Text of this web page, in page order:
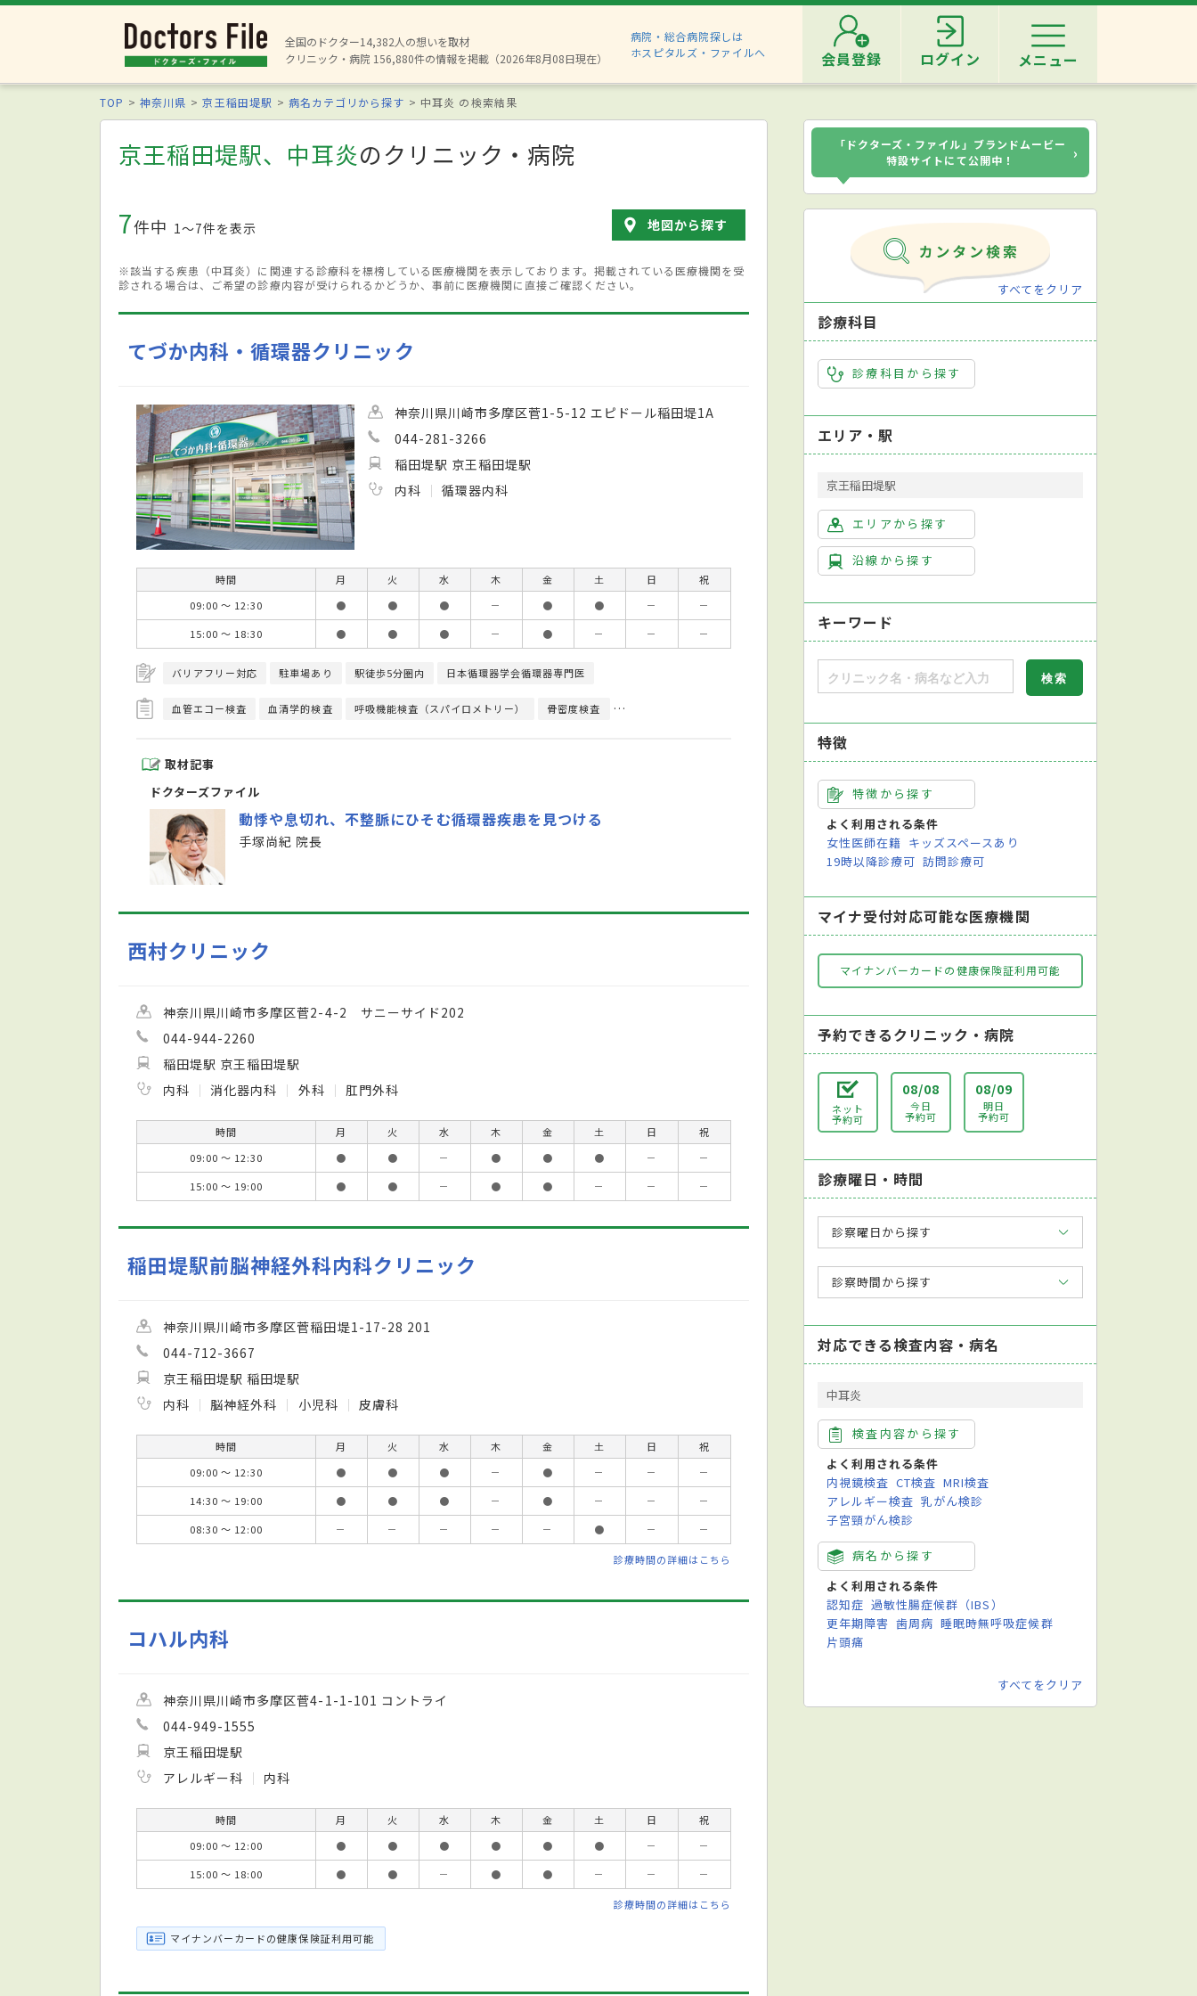
全国のドクター14,382人の想いを取材
クリニック・病院 156,880件の情報を掲載（2026年8月08日現在）
病院・総合病院探しは
ホスピタルズ・ファイルへ
会員登録 ログイン メニュー
TOP 神奈川県 京王稲田堤駅 病名カテゴリから探す 中耳炎 の検索結果
京王稲田堤駅、中耳炎のクリニック・病院
7件中 1〜7件を表示 地図から探す
※該当する疾患（中耳炎）に関連する診療科を標榜している医療機関を表示しております。掲載されている医療機関を受
診される場合は、ご希望の診療内容が受けられるかどうか、事前に医療機関に直接ご確認ください。
てづか内科・循環器クリニック
神奈川県川崎市多摩区菅1-5-12 エピドール稲田堤1A
044-281-3266
稲田堤駅 京王稲田堤駅
内科
循環器内科
時間 月 火 水 木 金 土 日
祝
09:00 ～ 12:30
● ● ● － ● ● －
－
15:00 ～ 18:30
● ● ● － ● － － －
バリアフリー対応 駐車場あり 駅徒歩5分圏内 日本循環器学会循環器専門医
血管エコー検査 血清学的検査 呼吸機能検査（スパイロメトリー） 骨密度検査 心臓超音波（エコー）検査
取材記事
ドクターズファイル
動悸や息切れ、不整脈にひそむ循環器疾患を見つける
手塚尚紀 院長
西村クリニック
神奈川県川崎市多摩区菅2-4-2 サニーサイド202
044-944-2260
稲田堤駅 京王稲田堤駅
内科
消化器内科 外科 肛門外科
時間 月 火 水 木 金 土 日
祝
09:00 ～ 12:30
● ● － ● ● ● －
－
15:00 ～ 19:00
● ● － ● ● － － －
稲田堤駅前脳神経外科内科クリニック
神奈川県川崎市多摩区菅稲田堤1-17-28 201
044-712-3667
京王稲田堤駅 稲田堤駅
内科
脳神経外科 小児科 皮膚科
時間 月 火 水 木 金 土 日
祝
09:00 ～ 12:30
● ● ● － ● － －
－
14:30 ～ 19:00
● ● ● － ● － －
－
08:30 ～ 12:00
－ － － － － ● － －
診療時間の詳細はこちら
コハル内科
神奈川県川崎市多摩区菅4-1-1-101 コントライ
044-949-1555
京王稲田堤駅
アレルギー科
内科
時間 月 火 水 木 金 土 日
祝
09:00 ～ 12:00
● ● ● ● ● ● －
－
15:00 ～ 18:00
● ● － ● ● － － －
診療時間の詳細はこちら
マイナンバーカードの健康保険証利用可能
「ドクターズ・ファイル」ブランドムービー
特設サイトにて公開中！
›
すべてをクリア
診療科目
診療科目から探す
エリア・駅
京王稲田堤駅
エリアから探す
沿線から探す
キーワード
特徴
特徴から探す
よく利用される条件
女性医師在籍 キッズスペースあり
19時以降診療可 訪問診療可
マイナ受付対応可能な医療機関
マイナンバーカードの健康保険証利用可能
予約できるクリニック・病院
ネット
予約可
08/08
今日
予約可
08/09
明日
予約可
診療曜日・時間
診察曜日から探す
診察時間から探す
対応できる検査内容・病名
中耳炎
検査内容から探す
よく利用される条件
内視鏡検査 CT検査 MRI検査
アレルギー検査 乳がん検診
子宮頸がん検診
病名から探す
よく利用される条件
認知症 過敏性腸症候群（IBS）
更年期障害 歯周病 睡眠時無呼吸症候群
片頭痛
すべてをクリア